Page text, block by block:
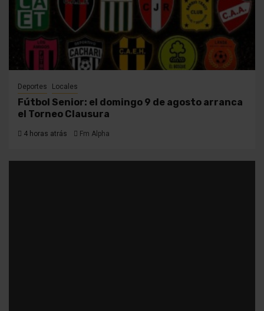
Deportes Locales
Fútbol Senior: el domingo 9 de agosto arranca
el Torneo Clausura
4 horas atrás Fm Alpha